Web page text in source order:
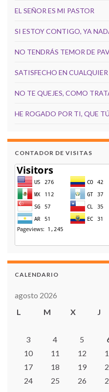
EL SEÑOR ES MI PASTOR
SI ESTOY CONTIGO, YA
NO TENDRÁS TEMOR DE
SATISFECHO EN
NO TE QUEJES, COMO
HE ROGADO POR TI, QUE
CONTADOR DE VISITAS
CALENDARIO
agosto 2026
L
M X J
3
4 5
10
11 12
17
18 19
24
25 26